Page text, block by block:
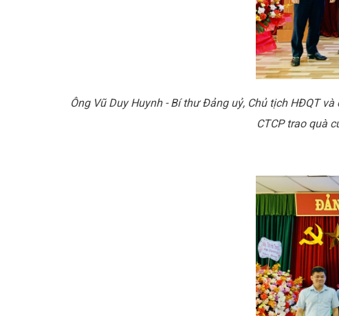
Ông Vũ Duy Huynh - Bí thư Đảng uỷ, Chủ tịch HĐQT
CTCP trao quà